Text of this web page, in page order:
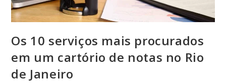
Os 10 serviços mais procurados
em um cartório de notas no Rio
de Janeiro